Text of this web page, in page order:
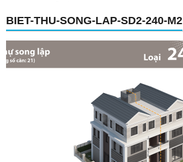
BIET-THU-SONG-LAP-SD2-240-M2